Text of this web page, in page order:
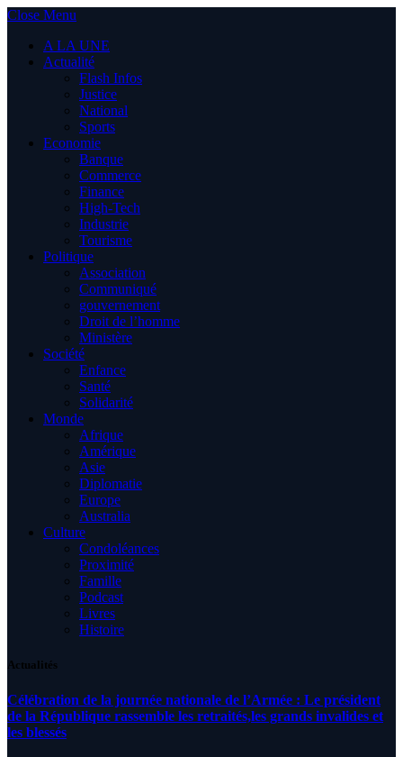
Close Menu
A LA UNE
Actualité
Flash Infos
Justice
National
Sports
Economie
Banque
Commerce
Finance
High-Tech
Industrie
Tourisme
Politique
Association
Communiqué
gouvernement
Droit de l’homme
Ministère
Société
Enfance
Santé
Solidarité
Monde
Afrique
Amérique
Asie
Diplomatie
Europe
Australia
Culture
Condoléances
Proximité
Famille
Podcast
Livres
Histoire
Actualités
Célébration de la journée nationale de l’Armée : Le président
de la République rassemble les retraités,les grands invalides et
les blessés